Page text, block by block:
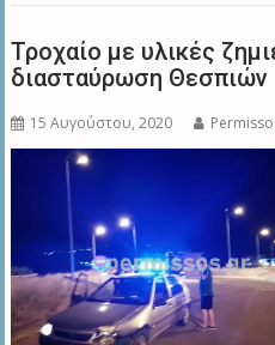
Τροχαίο με υλικές
διασταύρωση Θεσπιών
15 Αυγούστου, 2020